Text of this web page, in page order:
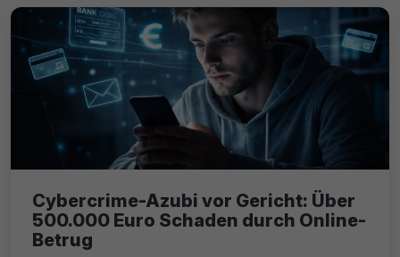
Cybercrime-Azubi vor Gericht: Über
500.000 Euro Schaden durch Online-
Betrug